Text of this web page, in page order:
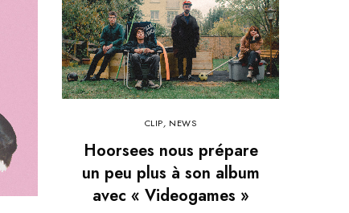
CLIP, NEWS
Hoorsees nous prépare
un peu plus à son album
avec « Videogames »